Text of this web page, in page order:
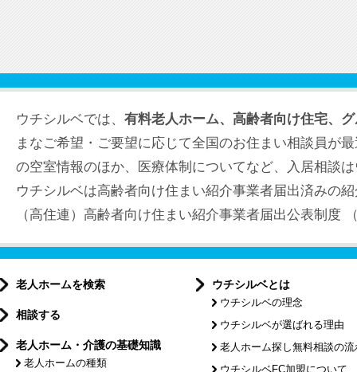
ウチシルベでは、 有料老人ホーム、高齢者向け住宅、
まなご希望・ご要望に応じて全国のお住まい相談員が
の空室情報のほか、医療体制についてなど、入居相談
ウチシルベは高齢者向け住まい紹介事業者届出済みの
（高住連）高齢者向け住まい紹介事業者届出公表制度
老人ホームを検索
相談する
老人ホーム・介護の基礎知識
老人ホームの種類
ウチシルベとは
ウチシルベの理念
ウチシルベが選ばれる理由
老人ホーム探し無料相談の流
ウチシルベFC加盟について